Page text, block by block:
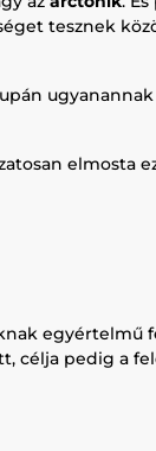
tesznek
elmosta
egyértelmű
célja pedig a